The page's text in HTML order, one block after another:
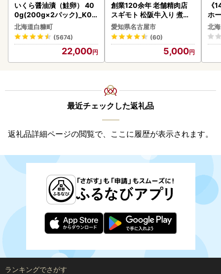
いくら醤油漬（鮭卵） 40
0g(200g×2パック)_K02
2-1676
北海道白糠町
(5674)
22,000
創業120余年 老舗精肉店
スギモト 松阪牛入り 煮込
み ハンバーグ 110g×4枚
惣菜 お取り寄せ グルメ ハ
ンバーグ 冷凍
愛知県名古屋市
(60)
5,000
《
ホ
( 飲
ク
贈
い
北
最近チェックした返礼品
返礼品詳細ページの閲覧で、ここに履歴が表示されます。
ランキングでさがす